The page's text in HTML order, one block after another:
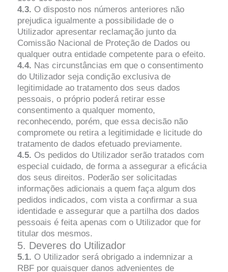
4.3. O disposto nos números anteriores não
prejudica igualmente a possibilidade de o
Utilizador apresentar reclamação junto da
Comissão Nacional de Proteção de Dados ou
qualquer outra entidade competente para o efeito.
4.4. Nas circunstâncias em que o consentimento
do Utilizador seja condição exclusiva de
legitimidade ao tratamento dos seus dados
pessoais, o próprio poderá retirar esse
consentimento a qualquer momento,
reconhecendo, porém, que essa decisão não
compromete ou retira a legitimidade e licitude do
tratamento de dados efetuado previamente.
4.5. Os pedidos do Utilizador serão tratados com
especial cuidado, de forma a assegurar a eficácia
dos seus direitos. Poderão ser solicitadas
informações adicionais a quem faça algum dos
pedidos indicados, com vista a confirmar a sua
identidade e assegurar que a partilha dos dados
pessoais é feita apenas com o Utilizador que for
titular dos mesmos.
5. Deveres do Utilizador
5.1. O Utilizador será obrigado a indemnizar a
RBF por quaisquer danos advenientes de